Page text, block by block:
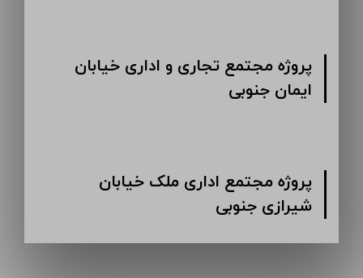
پروژه مجتمع تجاری و اداری خیابان
ایمان جنوبی
پروژه مجتمع اداری ملک خیابان
شیرازی جنوبی